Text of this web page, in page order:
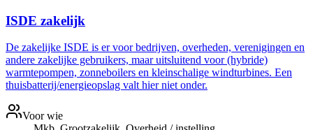
ISDE zakelijk
De zakelijke ISDE is er voor bedrijven, overheden, verenigingen en
andere zakelijke gebruikers, maar uitsluitend voor (hybride)
warmtepompen, zonneboilers en kleinschalige windturbines. Een
thuisbatterij/energieopslag valt hier niet onder.
Voor wie